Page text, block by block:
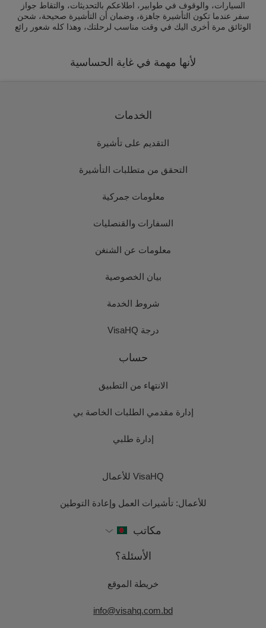
السيارات، والوقوف في طوابير، اطلاعكم بالتحديثات، والتقاط جواز
سفر عندما تكون التأشيرة جاهزة، وضمان أن التأشيرة صحيحة، شحن
الوثائق مرة أخرى اليك في وقت مناسب لرحلتك، وهذا كله شعور رائع
لأنها مهمة في غاية الحساسية
الخدمات
التقديم على تأشيرة
التحقق من متطلبات التأشيرة
معلومات جمركية
السفارات والقنصليات
معلومات عن الشنغن
بيان الخصوصية
شروط الخدمة
درجة VisaHQ
حساب
الانتهاء من التطبيق
إدارة مقدمي الطلبات الخاصة بي
إدارة طلبي
VisaHQ للأعمال
للأعمال: تأشيرات العمل وإعادة التوطين
مكاتب
الأسئلة؟
خريطة الموقع
info@visahq.com.bd